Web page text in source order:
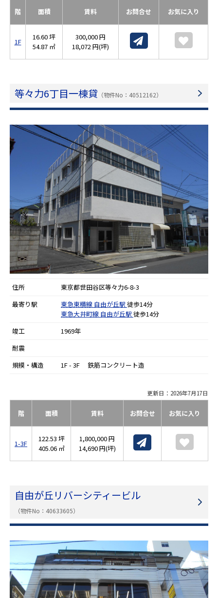
階 面積 賃料 お問合せ お気に入り
1F
16.60 坪
54.87 ㎡
300,000 円
18,072 円(坪)
等々力6丁目一棟貸 （物件No：40512162）
住所
東京都世田谷区等々力6-8-3
最寄り駅
東急東横線 自由が丘駅 徒歩14分
東急大井町線 自由が丘駅 徒歩14分
竣工
1969年
耐震
規模・構造
1F - 3F 鉄筋コンクリート造
更新日：2026年7月17日
階 面積 賃料 お問合せ お気に入り
1-3F
122.53 坪
405.06 ㎡
1,800,000 円
14,690 円(坪)
自由が丘リバーシティービル
（物件No：40633605）